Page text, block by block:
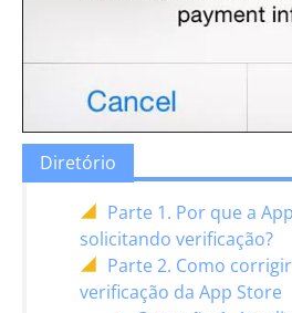
Diretório
Parte 1. Por que a
solicitando verificação?
Parte 2. Como
verificação da App Store